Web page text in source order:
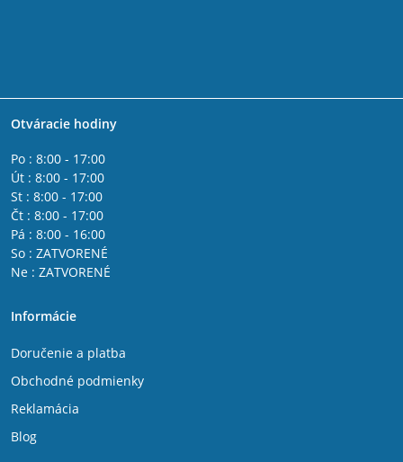
Otváracie hodiny
Po : 8:00 - 17:00
Út : 8:00 - 17:00
St : 8:00 - 17:00
Čt : 8:00 - 17:00
Pá : 8:00 - 16:00
So : ZATVORENÉ
Ne : ZATVORENÉ
Informácie
Doručenie a platba
Obchodné podmienky
Reklamácia
Blog